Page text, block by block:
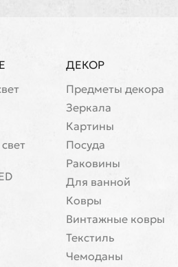
ДЕКОР
Предметы декора
Зеркала
Картины
Посуда
Раковины
Для ванной
Ковры
Винтажные ковры
Текстиль
Чемоданы